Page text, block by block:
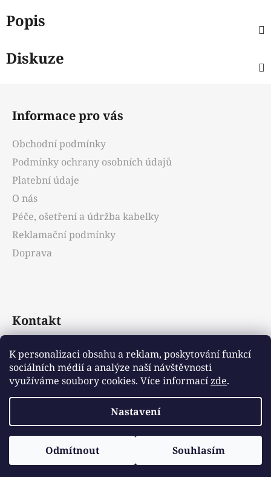
K personalizaci obsahu a reklam, poskytování funkcí
sociálních médií a analýze naší návštěvnosti
využíváme soubory cookies. Více informacízde.
Nastavení
Odmítnout Souhlasím
Popis
Diskuze
Informace pro vás
Obchodní podmínky
Podmínky ochrany osobních údajů
Platební údaje
O nás
Péče, ošetření a údržba kabelky
Reklamační podmínky
Doprava
Kontakt
info@emotys.cz
+421903231812
Vytvořil Shoptet
Copyright 2026
. Všechna práva
vyhrazena.Upravit nastavení cookies